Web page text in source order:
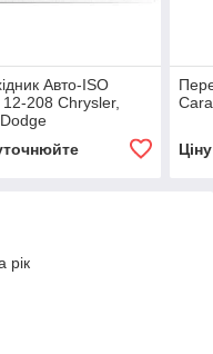
Авто-ISO
208 Chrysler,
рік